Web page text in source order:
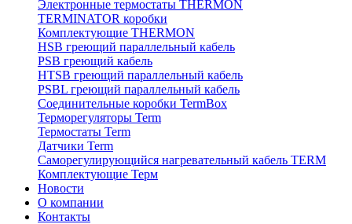
Электронные термостаты THERMON
TERMINATOR коробки
Комплектующие THERMON
HSB греющий параллельный кабель
PSB греющий кабель
HTSB греющий параллельный кабель
PSBL греющий параллельный кабель
Соединительные коробки TermBox
Терморегуляторы Term
Термостаты Term
Датчики Term
Саморегулирующийся нагревательный кабель TERM
Комплектующие Терм
Новости
О компании
Контакты